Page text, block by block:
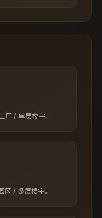
/ 单层楼宇。
/ 多层楼宇。